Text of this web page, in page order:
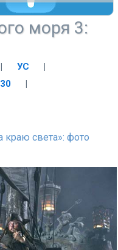
моря 3:
| УС
|
|
краю света»: фото